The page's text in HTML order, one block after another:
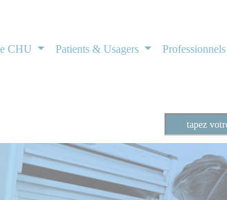
CHU Patients & Usagers Professionnels